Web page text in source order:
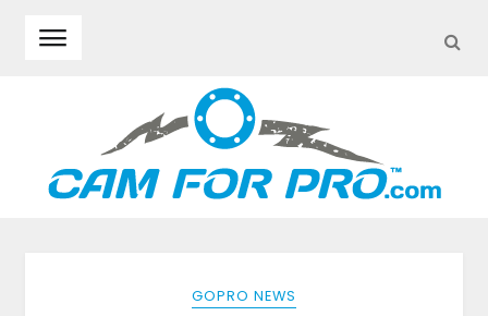
GOPRO NEWS